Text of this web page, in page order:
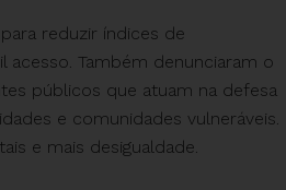
reduzir índices de
Também denunciaram o
públicos que atuam na defesa
e comunidades vulneráveis.
e mais desigualdade.